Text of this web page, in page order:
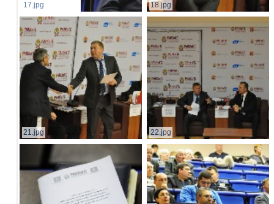
17.jpg 18.jpg
21.jpg 22.jpg